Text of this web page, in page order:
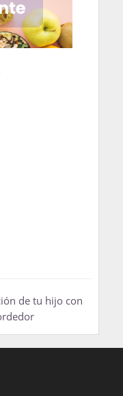
de tu hijo con